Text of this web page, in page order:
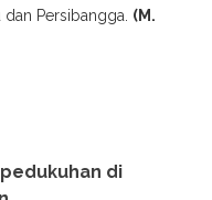
Persibangga. (M.
di